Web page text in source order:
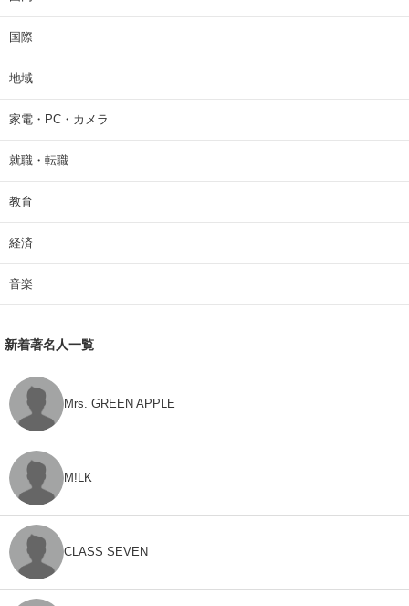
国際
地域
家電・PC・カメラ
就職・転職
教育
経済
音楽
新着著名人一覧
Mrs. GREEN APPLE
M!LK
CLASS SEVEN